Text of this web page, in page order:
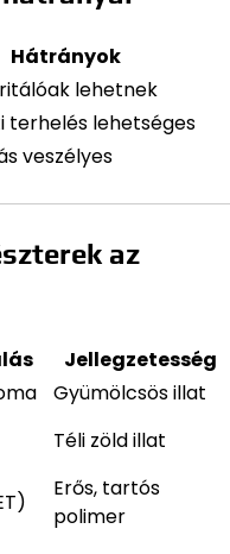
Hátrányok
lehetnek
terhelés lehetséges
veszélyes
az
Jellegzetesség
Gyümölcsös illat
Téli zöld illat
Erős, tartós
polimer